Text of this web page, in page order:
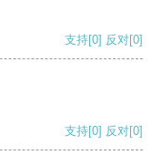
支持[0] 反对[0]
支持[0] 反对[0]